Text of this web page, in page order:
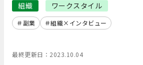
組織 ワークスタイル
副業 組織×インタビュー
最終更新日： 2023.10.04